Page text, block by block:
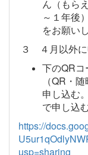
ん（もら
～１年後
をお願い
３ ４月以外
下のQRコ
（QR・
申し込む
で申し込
https://
usp=sharing